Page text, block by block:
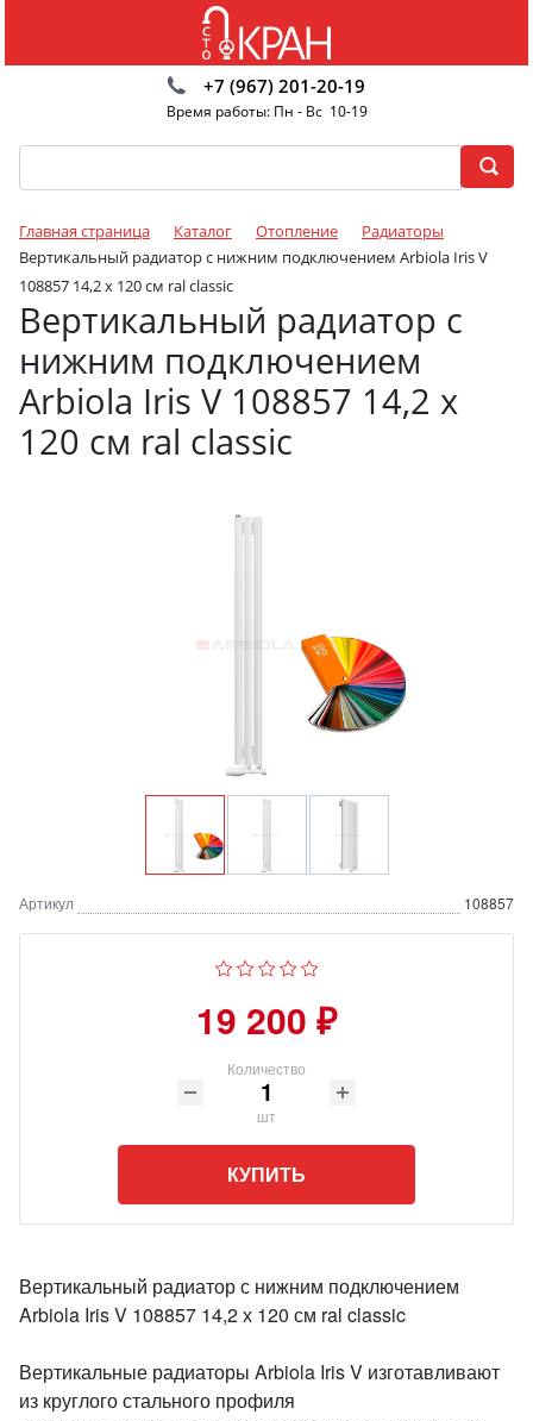
+7 (967) 201-20-19
Время работы: Пн - Вс 10-19
Главная страница Каталог Отопление
Радиаторы
Вертикальный радиатор с нижним подключением Arbiola Iris V
108857 14,2 х 120 см ral classic
Вертикальный радиатор с
нижним подключением
Arbiola Iris V 108857 14,2 х
120 см ral classic
Артикул 108857
19 200 ₽
Количество
шт
КУПИТЬ
Вертикальный радиатор с нижним подключением
Arbiola Iris V 108857 14,2 х 120 см ral classic
Вертикальные радиаторы Arbiola Iris V изготавливают
из круглого стального профиля